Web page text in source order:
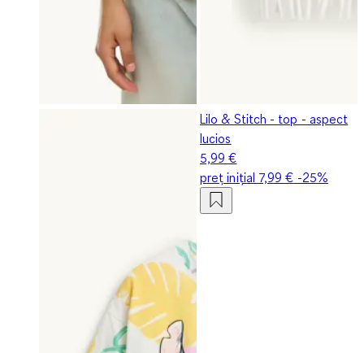
Lilo & Stitch - top - aspect
lucios
5,99 €
preț inițial 7,99 € -25%